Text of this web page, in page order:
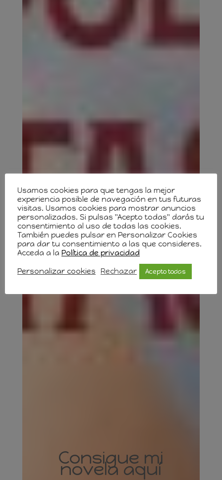
Consigue mi
novela aquí
Usamos cookies para que tengas la mejor
experiencia posible de navegación en tus futuras
visitas. Usamos cookies para mostrar anuncios
personalizados. Si pulsas "Acepto todas" darás tu
consentimiento al uso de todas las cookies.
También puedes pulsar en Personalizar Cookies
para dar tu consentimiento a las que consideres.
Acceda a la Política de privacidad
Personalizar cookies Rechazar Acepto todas